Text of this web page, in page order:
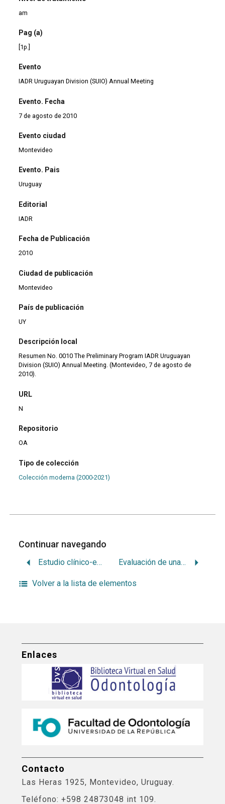
am
Pag (a)
[1p.]
Evento
IADR Uruguayan Division (SUIO) Annual Meeting
Evento. Fecha
7 de agosto de 2010
Evento ciudad
Montevideo
Evento. Pais
Uruguay
Editorial
IADR
Fecha de Publicación
2010
Ciudad de publicación
Montevideo
País de publicación
UY
Descripción local
Resumen No. 0010 The Preliminary Program IADR Uruguayan
Division (SUIO) Annual Meeting. (Montevideo, 7 de agosto de
2010).
URL
N
Repositorio
OA
Tipo de colección
Colección moderna (2000-2021)
Continuar navegando
Estudio clínico-epidemiológico del diagnóstico temprano con La técnica de citología exfoliativa de la candidiasis bucal en el Síndrome de Down. Evaluación de una nueva estrategia docente para estudiantes de UDA 5 y 6 del curso de morfofunción. Estudio piloto
Volver a la lista de elementos
Enlaces
Contacto
Las Heras 1925, Montevideo, Uruguay.
Teléfono: +598 24873048 int 109.